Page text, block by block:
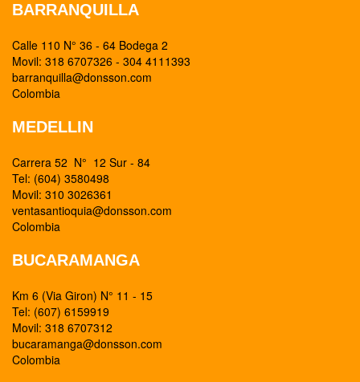
BARRANQUILLA
Calle 110 N° 36 - 64 Bodega 2
Movil: 318 6707326 - 304 4111393
barranquilla@donsson.com
Colombia
MEDELLIN
Carrera 52 N° 12 Sur - 84
Tel: (604) 3580498
Movil: 310 3026361
ventasantioquia@donsson.com
Colombia
BUCARAMANGA
Km 6 (Via Giron) N° 11 - 15
Tel: (607) 6159919
Movil: 318 6707312
bucaramanga@donsson.com
Colombia